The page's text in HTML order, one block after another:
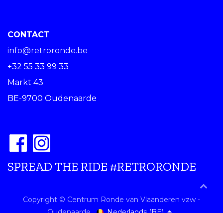
CONTACT
info@retroronde.be
+32 55 33 99 33
Markt 43
BE-9700 Oudenaarde
SPREAD THE RIDE #RETRORONDE
Copyright © Centrum Ronde van Vlaanderen vzw -